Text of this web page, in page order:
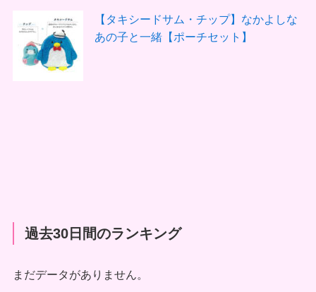
【タキシードサム・チップ】なかよしな
あの子と一緒【ポーチセット】
過去30日間のランキング
まだデータがありません。